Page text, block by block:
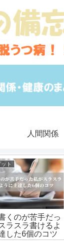
人間関係
ト
くのが苦手だっ
ラスラ書けるよ
した6個のコツ